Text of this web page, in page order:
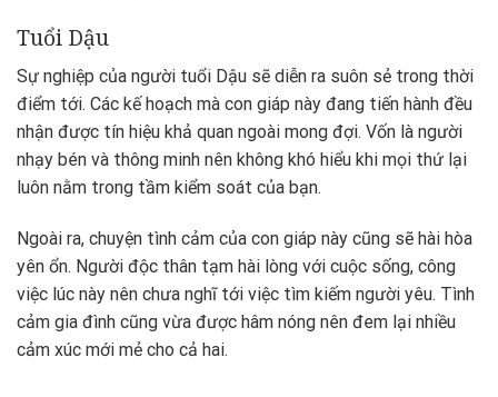
Tuổi Dậu
Sự nghiệp của người tuổi Dậu sẽ diễn ra suôn sẻ trong thời
điểm tới. Các kế hoạch mà con giáp này đang tiến hành đều
nhận được tín hiệu khả quan ngoài mong đợi. Vốn là người
nhạy bén và thông minh nên không khó hiểu khi mọi thứ lại
Ngoài ra, chuyện tình cảm của con giáp này cũng sẽ hài hòa
yên ổn. Người độc thân tạm hài lòng với cuộc sống, công
việc lúc này nên chưa nghĩ tới việc tìm kiếm người yêu. Tình
cảm gia đình cũng vừa được hâm nóng nên đem lại nhiều